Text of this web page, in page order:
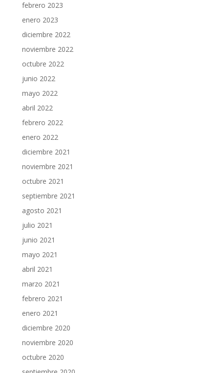
febrero 2023
enero 2023
diciembre 2022
noviembre 2022
octubre 2022
junio 2022
mayo 2022
abril 2022
febrero 2022
enero 2022
diciembre 2021
noviembre 2021
octubre 2021
septiembre 2021
agosto 2021
julio 2021
junio 2021
mayo 2021
abril 2021
marzo 2021
febrero 2021
enero 2021
diciembre 2020
noviembre 2020
octubre 2020